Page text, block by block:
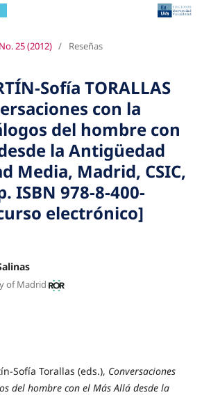
No. 25 (2012) / Reseñas
Sofía TORALLAS
con la
del hombre con
la Antigüedad
Media, Madrid, CSIC,
ISBN 978-8-400-
electrónico]
of Madrid
Sofía Torallas (eds.), Conversaciones
del hombre con el Más Allá desde la